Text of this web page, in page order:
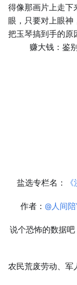
得像那画片上走下
眼，只要对上眼神
把玉琴搞到手的原
赚大钱：鉴
盐选专栏名：
作者： @人间
说个恐怖的数据
农民荒废劳动、军